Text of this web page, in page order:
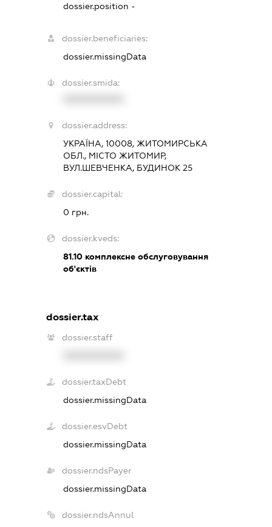
dossier.position -
dossier.beneficiaries:
dossier.missingData
dossier.smida:
dossier.address:
УКРАЇНА, 10008, ЖИТОМИРСЬКА
ОБЛ., МІСТО ЖИТОМИР,
ВУЛ.ШЕВЧЕНКА, БУДИНОК 25
dossier.capital:
0 грн.
dossier.kveds:
81.10 комплексне обслуговування
об'єктів
dossier.tax
dossier.staff
dossier.taxDebt
dossier.missingData
dossier.esvDebt
dossier.missingData
dossier.ndsPayer
dossier.missingData
dossier.ndsAnnul